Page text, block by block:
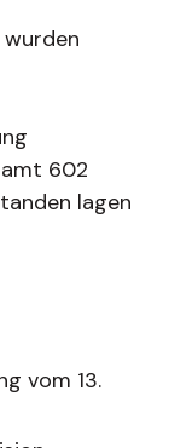
602
lagen
vom 13.